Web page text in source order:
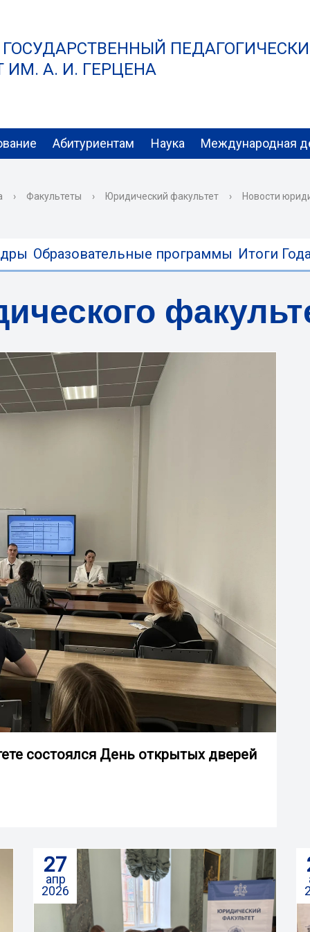
ИМ. А. И. ГЕРЦЕНА
Абитуриентам Наука Международная
› Факультеты › Юридический факультет › Новости
Образовательные программы Итоги
состоялся День открытых дверей
27
апр
2026